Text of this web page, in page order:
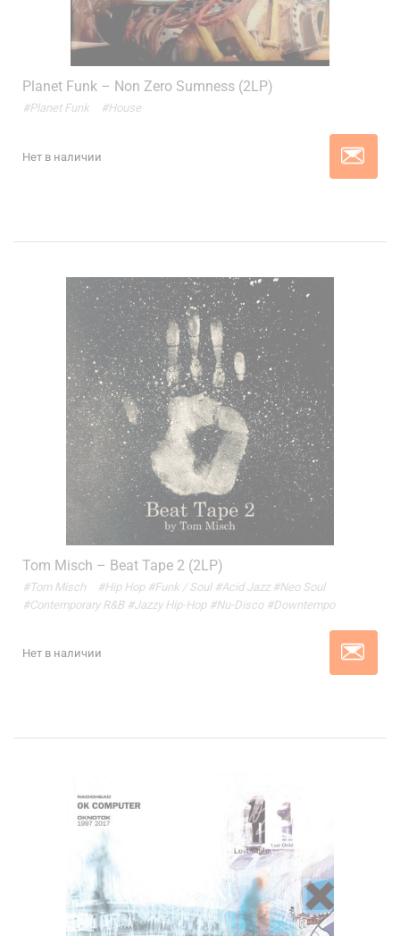
Planet Funk – Non Zero Sumness (2LP)
#Planet Funk #House
Нет в наличии
Tom Misch – Beat Tape 2 (2LP)
#Tom Misch #Hip Hop #Funk / Soul #Acid Jazz #Neo Soul
#Contemporary R&B #Jazzy Hip-Hop #Nu-Disco #Downtempo
Нет в наличии